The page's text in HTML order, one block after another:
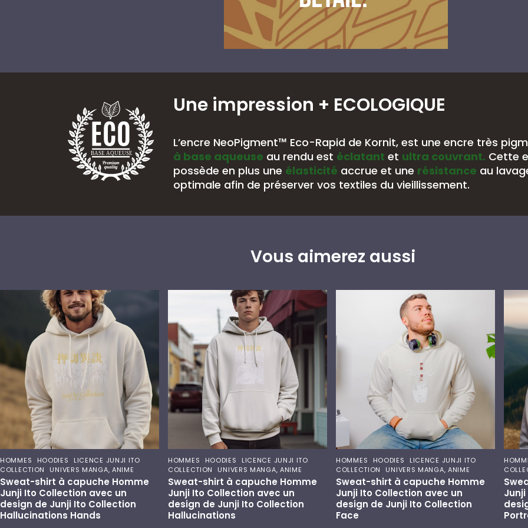
BASE AQUEUSE
Une impression + ECOLOGIQUE
L’encre NeoPigment™ Eco-Rapid de Kornit, est une encre très
à base aqueuse au rendu est éclatant et ultra couvrant. Cette
possède en plus une élasticité accrue et une résistance au
optimale afin de préserver vos textiles du vieillissement.
Vous aimerez aussi
HOMMES, HOODIES, LICENCE JUNJI ITO
COLLECTION, UNIVERS MANGA, ANIME
Sweat-shirt à capuche Homme
Junji Ito Collection avec un
design de Junji Ito Collection
Hallucinations Hands
HOMMES, HOODIES, LICENCE JUNJI ITO
COLLECTION, UNIVERS MANGA, ANIME
Sweat-shirt à capuche Homme
Junji Ito Collection avec un
design de Junji Ito Collection
Hallucinations
HOMMES, HOODIES, LICENCE JUNJI ITO
COLLECTION, UNIVERS MANGA, ANIME
Sweat-shirt à capuche Homme
Junji Ito Collection avec un
design de Junji Ito Collection
Face